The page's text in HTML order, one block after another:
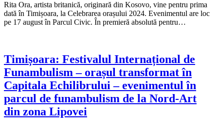
Rita Ora, artista britanică, originară din Kosovo, vine pentru prima
dată în Timișoara, la Celebrarea orașului 2024. Evenimentul are loc
pe 17 august în Parcul Civic. În premieră absolută pentru…
Timișoara: Festivalul Internațional de
Funambulism – orașul transformat în
Capitala Echilibrului – evenimentul în
parcul de funambulism de la Nord-Art
din zona Lipovei